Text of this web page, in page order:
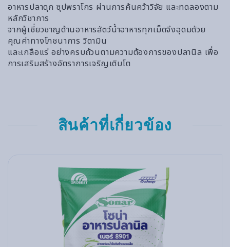
อาหารปลาดุก ซุปพราโกร ผ่านการค้นคว้าวิจัย และทดลองตาม
หลักวิชาการ
จากผู้เชี่ยวชาญด้านอาหารสัตว์น้ำอาหารทุกเม็ดจึงอุดมด้วย
คุณค่าทางโภชนาการ วิตามิน
และเกลือแร่ อย่างครบถ้วนตามความต้องการของปลานิล เพื่อ
การเสริมสร้างอัตราการเจริญเติบโต
สินค้าที่เกี่ยวข้อง